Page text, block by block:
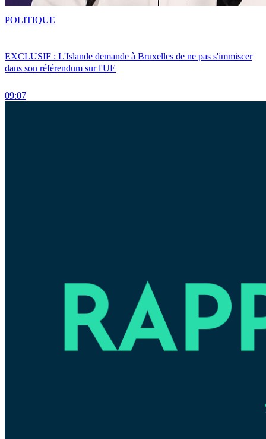
EXCLUSIF : L'Islande demande à Bruxelles de ne pas s'immiscer
dans son référendum sur l'UE
09:07
POLITIQUE